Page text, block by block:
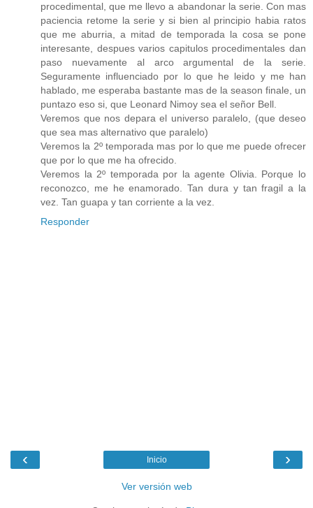
procedimental, que me llevo a abandonar la serie. Con mas
paciencia retome la serie y si bien al principio habia ratos
que me aburria, a mitad de temporada la cosa se pone
interesante, despues varios capitulos procedimentales dan
paso nuevamente al arco argumental de la serie.
Seguramente influenciado por lo que he leido y me han
hablado, me esperaba bastante mas de la season finale, un
puntazo eso si, que Leonard Nimoy sea el señor Bell.
Veremos que nos depara el universo paralelo, (que deseo
que sea mas alternativo que paralelo)
Veremos la 2º temporada mas por lo que me puede ofrecer
que por lo que me ha ofrecido.
Veremos la 2º temporada por la agente Olivia. Porque lo
reconozco, me he enamorado. Tan dura y tan fragil a la
vez. Tan guapa y tan corriente a la vez.
Responder
‹ ›
Inicio
Ver versión web